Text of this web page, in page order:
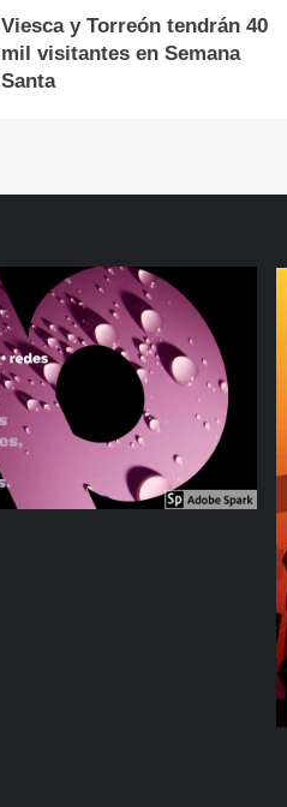
Viesca y Torreón tendrán 40
mil visitantes en Semana
Santa